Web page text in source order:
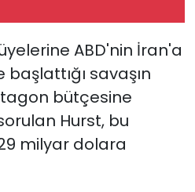
ABD'nin İran'a
başlattığı savaşın
bütçesine
Hurst, bu
milyar dolara